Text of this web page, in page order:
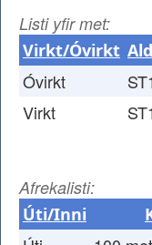
Listi yfir met:
Virkt/Óvirkt
Óvirkt
Virkt
Afrekalisti:
Úti/Inni